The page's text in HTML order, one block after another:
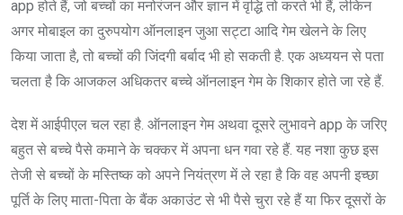
app होते हैं, जो बच्चों का मनोरंजन और ज्ञान में वृद्धि तो करते भी हैं, लेकिन
अगर मोबाइल का दुरुपयोग ऑनलाइन जुआ सट्टा आदि गेम खेलने के लिए
किया जाता है, तो बच्चों की जिंदगी बर्बाद भी हो सकती है. एक अध्ययन से पता
चलता है कि आजकल अधिकतर बच्चे ऑनलाइन गेम के शिकार होते जा रहे हैं.
देश में आईपीएल चल रहा है. ऑनलाइन गेम अथवा दूसरे लुभावने app के जरिए
बहुत से बच्चे पैसे कमाने के चक्कर में अपना धन गवा रहे हैं. यह नशा कुछ इस
तेजी से बच्चों के मस्तिष्क को अपने नियंत्रण में ले रहा है कि वह अपनी इच्छा
पूर्ति के लिए माता-पिता के बैंक अकाउंट से भी पैसे चुरा रहे हैं या फिर दूसरों के